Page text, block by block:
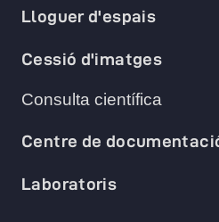
Lloguer d'espais
Cessió d'imatges
Consulta científica
Centre de
Laboratoris